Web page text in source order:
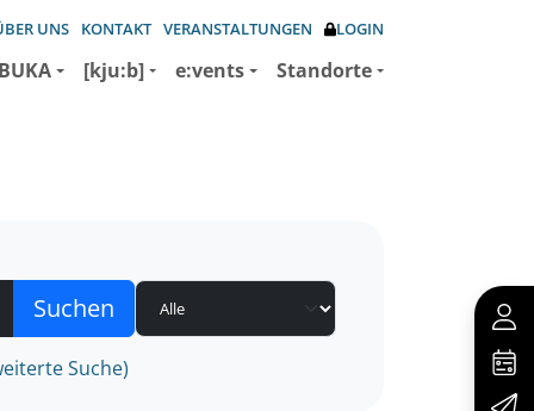
UNS KONTAKT VERANSTALTUNGEN LOGIN
[kju:b] e:vents Standorte
Suche)